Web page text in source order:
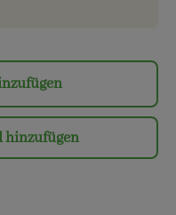
hinzufügen